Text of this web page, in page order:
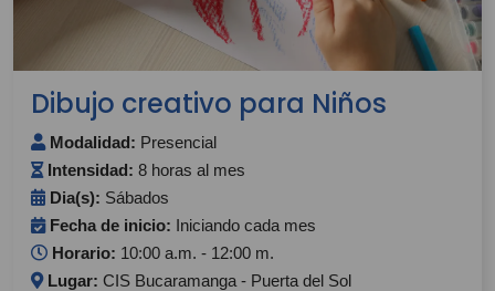
Dibujo creativo para Niños
Modalidad: Presencial
Intensidad: 8 horas al mes
Dia(s): Sábados
Fecha de inicio: Iniciando cada mes
Horario: 10:00 a.m. - 12:00 m.
Lugar: CIS Bucaramanga - Puerta del Sol